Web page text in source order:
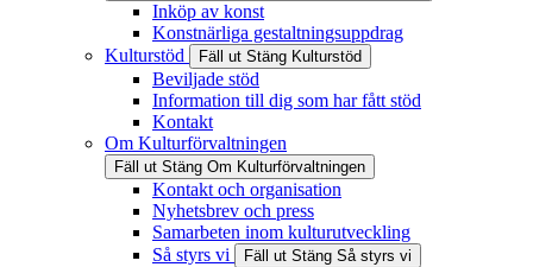
Inköp av konst
Konstnärliga gestaltningsuppdrag
Kulturstöd
Fäll ut Stäng Kulturstöd
Beviljade stöd
Information till dig som har fått stöd
Kontakt
Om Kulturförvaltningen
Fäll ut Stäng Om Kulturförvaltningen
Kontakt och organisation
Nyhetsbrev och press
Samarbeten inom kulturutveckling
Så styrs vi
Fäll ut Stäng Så styrs vi